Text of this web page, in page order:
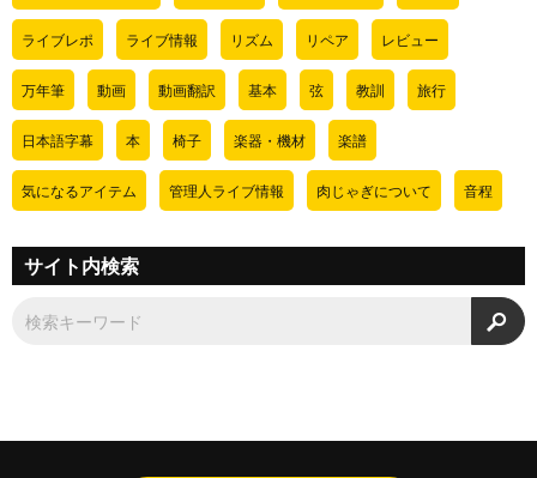
ライブレポ ライブ情報 リズム リペア レビュー
万年筆 動画 動画翻訳 基本 弦 教訓 旅行
日本語字幕 本 椅子 楽器・機材 楽譜
気になるアイテム 管理人ライブ情報 肉じゃぎについて 音程
サイト内検索
検